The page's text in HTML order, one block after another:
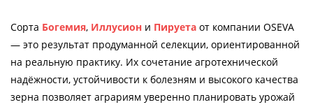
Сорта Богемия, Иллусион и Пируета от компании OSEVA
— это результат продуманной селекции, ориентированной
на реальную практику. Их сочетание агротехнической
надёжности, устойчивости к болезням и высокого качества
зерна позволяет аграриям уверенно планировать урожай